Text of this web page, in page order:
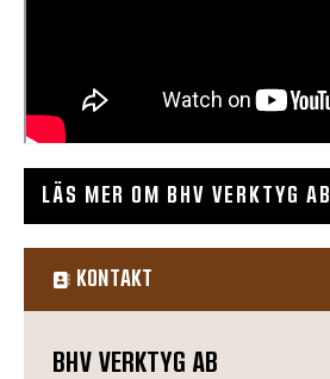
LÄS MER OM BHV VERKTYG AB
KONTAKT
BHV VERKTYG AB